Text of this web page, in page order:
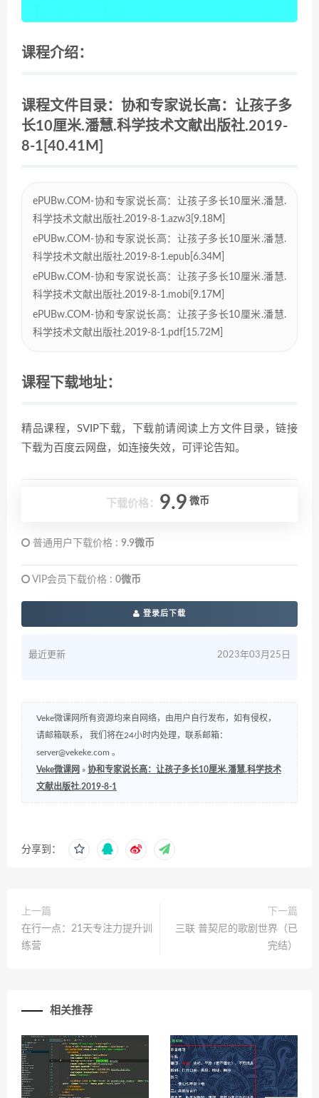
课程介绍：
课程文件目录：协和专家说长高：让孩子多
长10厘米.潘慧.科学技术文献出版社.2019-
8-1[40.41M]
ePUBw.COM-协和专家说长高：让孩子多长10厘米.潘慧.
科学技术文献出版社.2019-8-1.azw3[9.18M]
ePUBw.COM-协和专家说长高：让孩子多长10厘米.潘慧.
科学技术文献出版社.2019-8-1.epub[6.34M]
ePUBw.COM-协和专家说长高：让孩子多长10厘米.潘慧.
科学技术文献出版社.2019-8-1.mobi[9.17M]
ePUBw.COM-协和专家说长高：让孩子多长10厘米.潘慧.
科学技术文献出版社.2019-8-1.pdf[15.72M]
课程下载地址：
精品课程，SVIP下载，下载前请阅读上方文件目录，链接
下载为百度云网盘，如连接失效，可评论告知。
下载价格： 9.9 微币
普通用户下载价格 : 9.9微币
VIP会员下载价格 : 0微币
登录后下载
最近更新 2023年03月25日
Veke微课网所有资源均来自网络，由用户自行发布，如有侵权，
请邮箱联系， 我们将在24小时内处理，联系邮箱：
server@vekeke.com 。
Veke微课网 » 协和专家说长高：让孩子多长10厘米.潘慧.科学技术
文献出版社.2019-8-1
分享到：
上一篇
在行一点：21天专注力提升训
练营
下一篇
三联 普契尼的歌剧世界（已
完结）
相关推荐